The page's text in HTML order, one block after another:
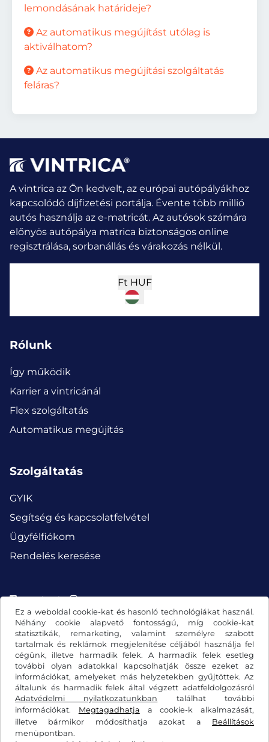
Ez a weboldal cookie-kat és hasonló technológiákat használ.
Néhány cookie alapvető fontosságú, míg cookie-kat
statisztikák, remarketing, valamint személyre szabott
tartalmak és reklámok megjelenítése céljából használja fel
cégünk, illetve harmadik felek. A harmadik felek esetleg
további olyan adatokkal kapcsolhatják össze ezeket az
információkat, amelyeket más helyzetekben gyűjtöttek. Az
általunk és harmadik felek által végzett adatfeldolgozásról
Adatvédelmi nyilatkozatunkban találhat további
információkat. Megtagadhatja a cookie-k alkalmazását,
illetve bármikor módosíthatja azokat a Beállítások
menüpontban.
lemondásának határideje?
Az automatikus megújítást utólag is
aktiválhatom?
Az automatikus megújítási szolgáltatás
feláras?
A vintrica az Ön kedvelt, az európai autópályákhoz
kapcsolódó díjfizetési portálja. Évente több millió
autós használja az e-matricát. Az autósok számára
előnyös autópálya matrica biztonságos online
regisztrálása, sorbanállás és várakozás nélkül.
Ft HUF
Rólunk
Így működik
Karrier a vintricánál
Flex szolgáltatás
Automatikus megújítás
Szolgáltatás
GYIK
Segítség és kapcsolatfelvétel
Ügyfélfiókom
Rendelés keresése
Facebook Instagram
Általános szerződési feltételek/elállási jog